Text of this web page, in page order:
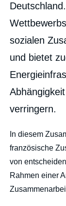
sozialen
und bietet
verringern.
body
In diesem
französische
von
Rahmen einer